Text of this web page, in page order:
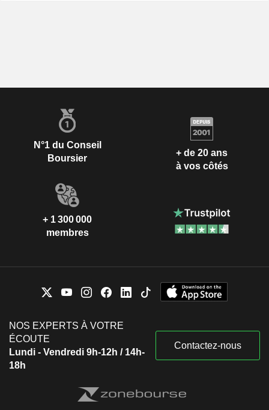
N°1 du Conseil
Boursier
+ de 20 ans
à vos côtés
+ 1 300 000
membres
NOS EXPERTS À VOTRE
ÉCOUTE
Lundi - Vendredi 9h-12h / 14h-
18h
Contactez-nous